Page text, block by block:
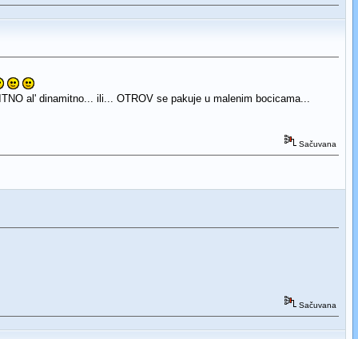
al' dinamitno... ili... OTROV se pakuje u malenim bocicama...
Sačuvana
Sačuvana